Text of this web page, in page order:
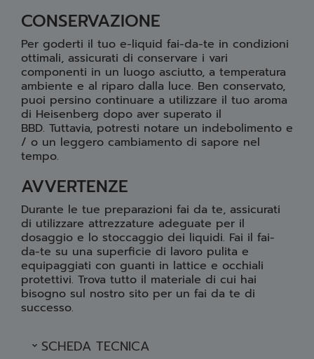
CONSERVAZIONE
Per goderti il ​​tuo e-liquid fai-da-te in condizioni
ottimali, assicurati di conservare i vari
componenti in un luogo asciutto, a temperatura
ambiente e al riparo dalla luce. Ben conservato,
puoi persino continuare a utilizzare il tuo aroma
di Heisenberg dopo aver superato il
BBD. Tuttavia, potresti notare un indebolimento e
/ o un leggero cambiamento di sapore nel
tempo.
AVVERTENZE
Durante le tue preparazioni fai da te, assicurati
di utilizzare attrezzature adeguate per il
dosaggio e lo stoccaggio dei liquidi. Fai il fai-
da-te su una superficie di lavoro pulita e
equipaggiati con guanti in lattice e occhiali
protettivi. Trova tutto il materiale di cui hai
bisogno sul nostro sito per un fai da te di
successo.
SCHEDA TECNICA